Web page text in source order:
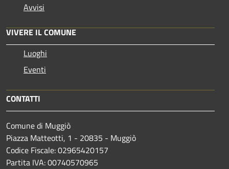
Avvisi
VIVERE IL COMUNE
Luoghi
Eventi
CONTATTI
Comune di Muggiò
Piazza Matteotti, 1 - 20835 - Muggiò
Codice Fiscale: 02965420157
Partita IVA: 00740570965